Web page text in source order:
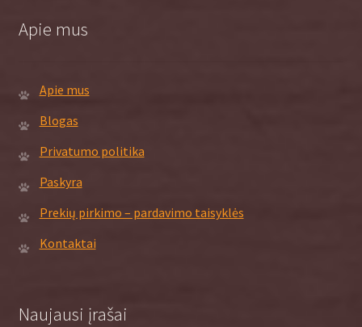
Apie mus
Apie mus
Blogas
Privatumo politika
Paskyra
Prekių pirkimo – pardavimo taisyklės
Kontaktai
Naujausi įrašai